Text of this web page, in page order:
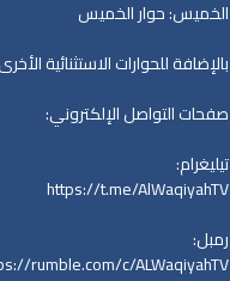
الخميس: حوار الخميس
بالإضافة للحوارات الاستثنائية الأخرى
صفحات التواصل الإلكتروني:
تيليغرام:
https://t.me/AlWaqiyahTV
رمبل:
rumble.com/c/ALWaqiyahTV